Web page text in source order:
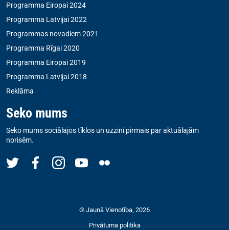
Programma Eiropai 2024
Programma Latvijai 2022
Programmas novadiem 2021
Programma Rīgai 2020
Programma Eiropai 2019
Programma Latvijai 2018
Reklāma
Seko mums
Seko mums sociālajos tīklos un uzzini pirmais par aktuālajām
norisēm.
© Jaunā Vienotība, 2026
Privātuma politika